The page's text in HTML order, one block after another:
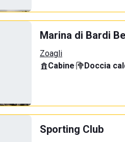
Marina di Bardi
Zoagli
Cabine· Doccia
Sporting Club